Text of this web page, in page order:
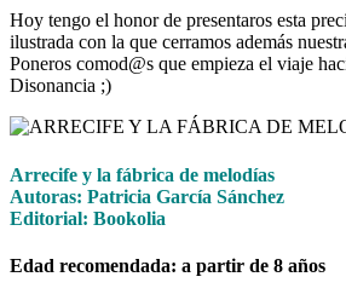
Hoy tengo el honor de presentaros esta
ilustrada con la que cerramos además
Poneros comod@s que empieza el viaje
Disonancia ;)
Arrecife y la fábrica de melodías
Autoras: Patricia García Sánchez
Editorial: Bookolia
Edad recomendada: a partir de 8 años